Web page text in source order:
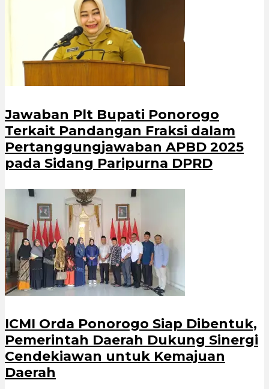
Jawaban Plt Bupati Ponorogo
Terkait Pandangan Fraksi dalam
Pertanggungjawaban APBD 2025
pada Sidang Paripurna DPRD
ICMI Orda Ponorogo Siap Dibentuk,
Pemerintah Daerah Dukung Sinergi
Cendekiawan untuk Kemajuan
Daerah